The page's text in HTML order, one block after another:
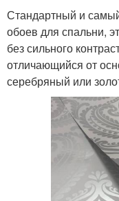
Стандартный и
обоев для спальни,
без сильного
отличающийся от
серебряный или